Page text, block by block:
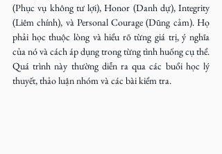
(Phục vụ không tư lợi), Honor (Danh dự), Integrity
(Liêm chính), và Personal Courage (Dũng cảm). Họ
phải học thuộc lòng và hiểu rõ từng giá trị, ý nghĩa
của nó và cách áp dụng trong từng tình huống cụ thể.
Quá trình này thường diễn ra qua các buổi học lý
thuyết, thảo luận nhóm và các bài kiểm tra.